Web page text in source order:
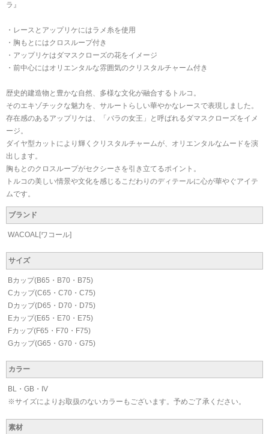
ラ』
・レースとアップリケにはラメ糸を使用
・胸もとにはクロスループ付き
・アップリケはダマスクローズの花をイメージ
・前中心にはオリエンタルな雰囲気のクリスタルチャーム付き
歴史的建造物と豊かな自然、多様な文化が融合するトルコ。
そのエキゾチックな魅力を、サルートらしい華やかなレースで表現しました。
存在感のあるアップリケは、「バラの女王」と呼ばれるダマスクローズをイメ
ージ。
ダイヤ型カットにより輝くクリスタルチャームが、オリエンタルなムードを演
出します。
胸もとのクロスループがセクシーさを引き立てるポイント。
トルコの美しい情景や文化を感じるこだわりのディテールに心が華やぐアイテ
ムです。
ブランド
WACOAL[ワコール]
サイズ
Bカップ(B65・B70・B75)
Cカップ(C65・C70・C75)
Dカップ(D65・D70・D75)
Eカップ(E65・E70・E75)
Fカップ(F65・F70・F75)
Gカップ(G65・G70・G75)
カラー
BL・GB・IV
※サイズによりお取扱のないカラーもございます。予めご了承ください。
素材